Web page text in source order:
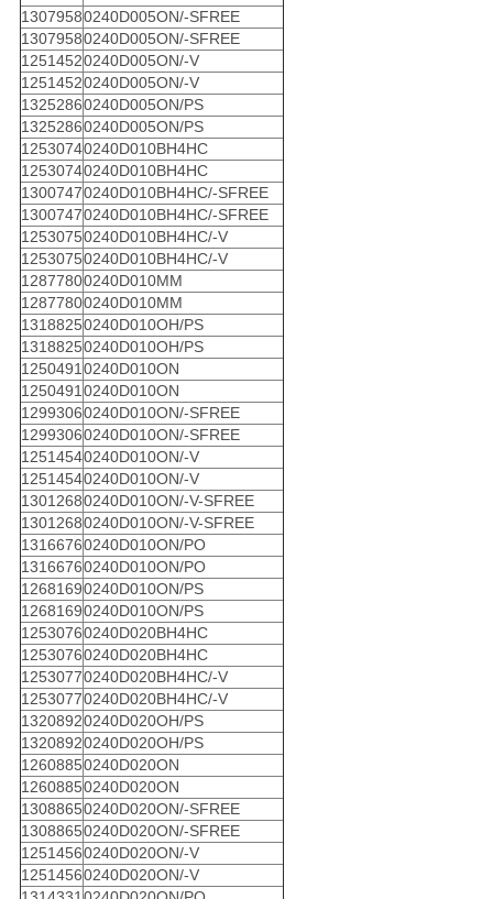
13079580240D005ON/-SFREE
13079580240D005ON/-SFREE
12514520240D005ON/-V
12514520240D005ON/-V
13252860240D005ON/PS
13252860240D005ON/PS
12530740240D010BH4HC
12530740240D010BH4HC
13007470240D010BH4HC/-SFREE
13007470240D010BH4HC/-SFREE
12530750240D010BH4HC/-V
12530750240D010BH4HC/-V
12877800240D010MM
12877800240D010MM
13188250240D010OH/PS
13188250240D010OH/PS
1250491 0240D010ON
1250491 0240D010ON
12993060240D010ON/-SFREE
12993060240D010ON/-SFREE
12514540240D010ON/-V
12514540240D010ON/-V
13012680240D010ON/-V-SFREE
13012680240D010ON/-V-SFREE
13166760240D010ON/PO
13166760240D010ON/PO
12681690240D010ON/PS
12681690240D010ON/PS
12530760240D020BH4HC
12530760240D020BH4HC
12530770240D020BH4HC/-V
12530770240D020BH4HC/-V
13208920240D020OH/PS
13208920240D020OH/PS
12608850240D020ON
12608850240D020ON
13088650240D020ON/-SFREE
13088650240D020ON/-SFREE
12514560240D020ON/-V
12514560240D020ON/-V